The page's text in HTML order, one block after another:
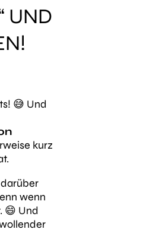
UND
😅 Und
kurz
wenn
😄 Und